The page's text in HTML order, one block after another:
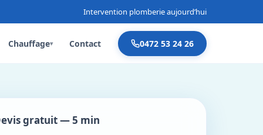
Intervention plomberie aujourd’hui
Chauffage▾ Contact 0472 53 24 26
gratuit — 5 min